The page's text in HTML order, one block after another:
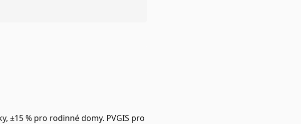
±15 % pro rodinné domy. PVGIS pro